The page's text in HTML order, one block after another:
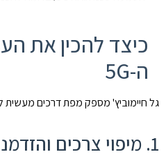
כיצד להכין את
ה-5G
גל חיימוביץ' מספק מפת דרכים
1. מיפוי צרכים והזדמנויות